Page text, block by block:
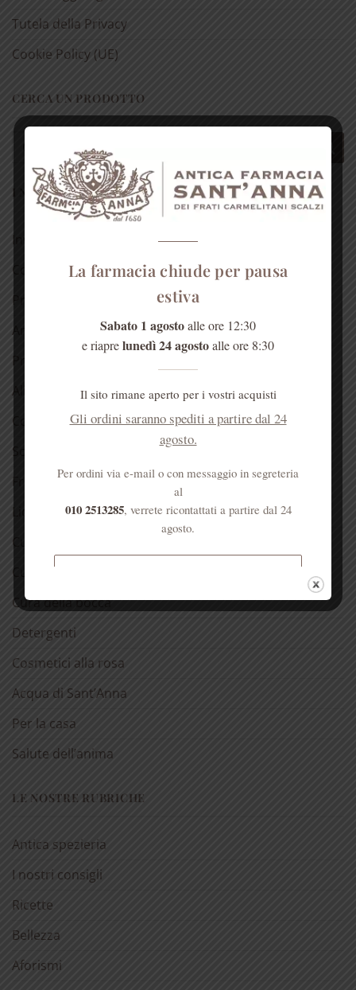
Tutela della Privacy
Cookie Policy (UE)
CERCA UN PRODOTTO
I NOSTRI PRODOTTI
Invito alla prova
Confezioni regalo 🎁
Prodotti alla Rosa
Antichi rimedi naturali
Alimentari
Confetture
Sciroppo di rose
Fragranze del Carmelo
Cura della pelle
Cura dei capelli
Cura della bocca
Detergenti
Cosmetici alla rosa
Acqua di Sant’Anna
Per la casa
Salute dell’anima
LE NOSTRE RUBRICHE
Antica spezieria
I nostri consigli
Ricette
Bellezza
Aforismi
La farmacia chiude per pausa
estiva
Sabato 1 agostoalle ore 12:30
e riaprelunedì 24 agostoalle ore 8:30
Il sito rimane aperto per i vostri acquisti
Gli ordini saranno spediti a partire dal 24
agosto.
Per ordini via e-mail o con messaggio in segreteria
al
010 2513285, verrete ricontattati a partire dal 24
agosto.
superiori a € 50